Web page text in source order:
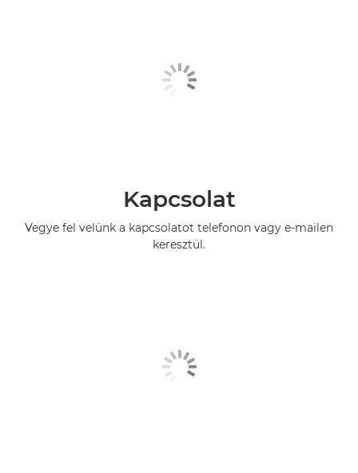
Kapcsolat
Vegye fel velünk a kapcsolatot telefonon vagy e-mailen
keresztül.